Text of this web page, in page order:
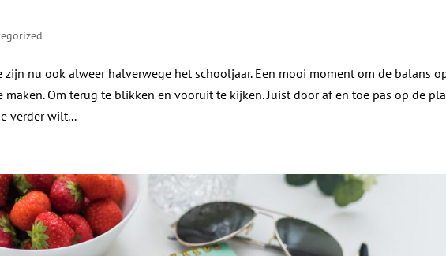
zijn nu ook alweer halverwege het schooljaar. Een mooi moment om de balans
maken. Om terug te blikken en vooruit te kijken. Juist door af en toe pas op de
verder wilt...